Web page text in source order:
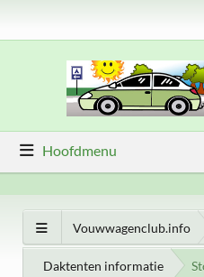
Hoofdmenu
Vouwwagenclub.info
Daktenten informatie